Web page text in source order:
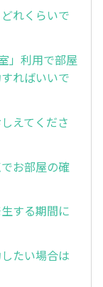
れくらいで
」利用で部屋
ればいいで
えてくださ
お部屋の確
する期間に
たい場合は